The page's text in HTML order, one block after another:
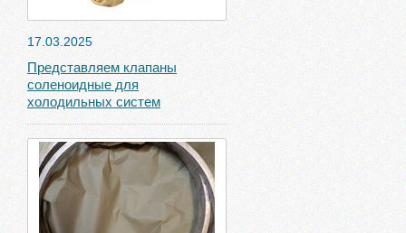
17.03.2025
Представляем клапаны
соленоидные для
холодильных систем